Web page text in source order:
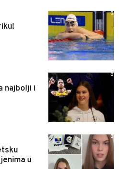
0
najbolji i
0
u
0